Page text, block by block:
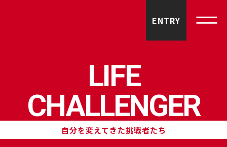
ENTRY
LIFE
CHALLENGER
自分を変えてきた挑戦者たち